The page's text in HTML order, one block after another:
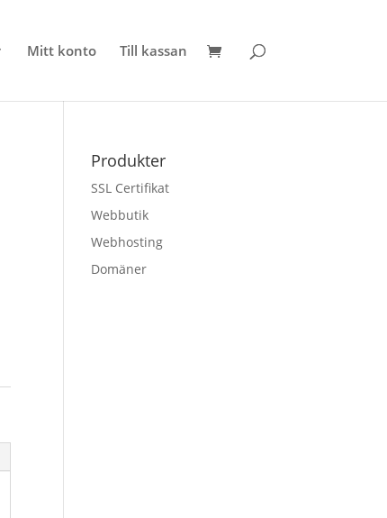
Mitt konto Till kassan
Produkter
SSL Certifikat
Webbutik
Webhosting
Domäner